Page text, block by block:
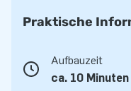
Transportsack und
und schnell von 2
bleibt viel Zeit für das
Bei JB Hüpfburgen
Praktische
Aufbauzeit
ca. 10 Minuten